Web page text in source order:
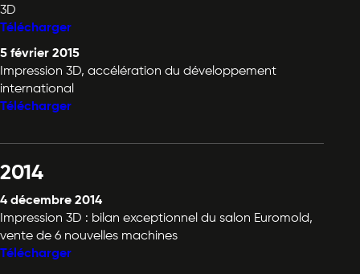
3D
Télécharger
5 février 2015
Impression 3D, accélération du développement
international
Télécharger
2014
4 décembre 2014
Impression 3D : bilan exceptionnel du salon Euromold,
vente de 6 nouvelles machines
Télécharger